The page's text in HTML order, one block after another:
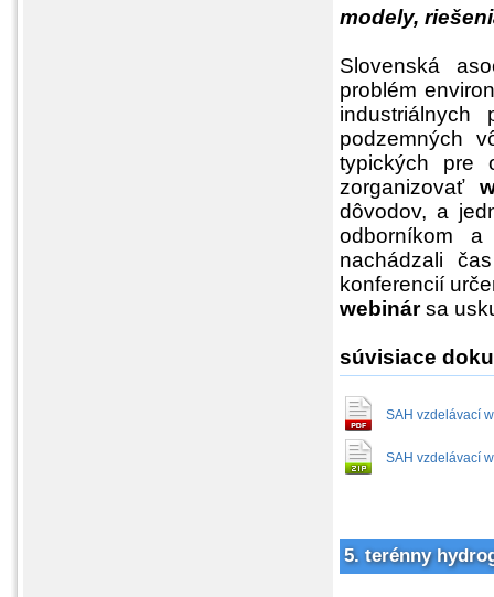
modely,
Slovenská
problém
podzemných
typických pre
zorganizovať
dôvodov, a
odborníkom
nachádzali
konferencií
webinársa
súvisiace
SAH vzdelávací
SAH vzdelávací
5. terénny